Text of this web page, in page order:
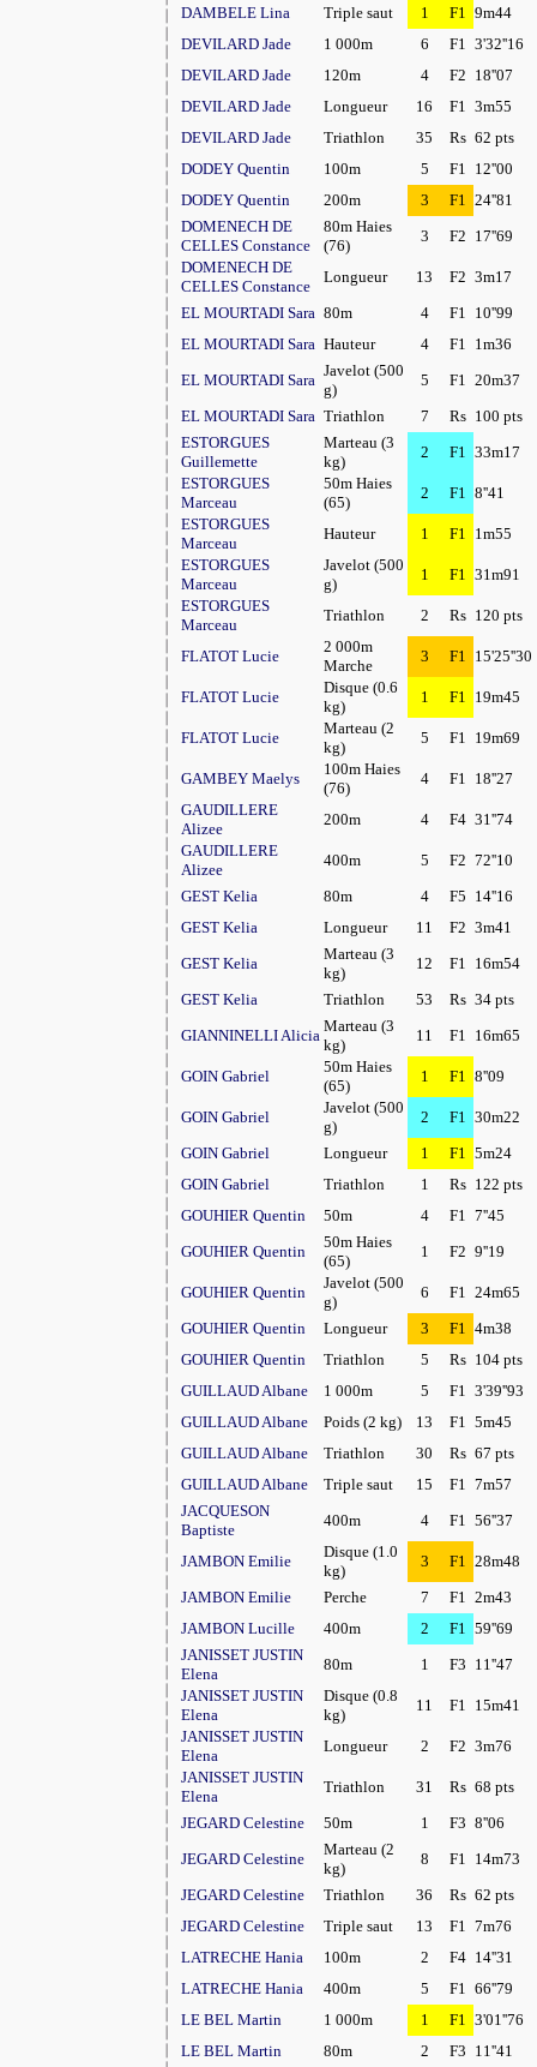
DAMBELE Lina Triple saut 1 F1 9m44
DEVILARD Jade
1 000m 6 F1 3'32''16
DEVILARD Jade
120m 4 F2 18''07
DEVILARD Jade
Longueur 16 F1 3m55
DEVILARD Jade
Triathlon 35 Rs 62 pts
DODEY Quentin
100m 5 F1 12''00
DODEY Quentin
200m 3 F1 24''81
DOMENECH DE
CELLES Constance
80m Haies
(76)
3 F2 17''69
DOMENECH DE
CELLES Constance
Longueur 13 F2 3m17
EL MOURTADI Sara 80m 4 F1 10''99
EL MOURTADI Sara Hauteur 4 F1 1m36
EL MOURTADI Sara
Javelot (500
g)
5 F1 20m37
EL MOURTADI Sara Triathlon 7 Rs 100 pts
ESTORGUES
Guillemette
Marteau (3
kg)
2 F1 33m17
ESTORGUES
Marceau
50m Haies
(65)
2 F1 8''41
ESTORGUES
Marceau
Hauteur 1 F1 1m55
ESTORGUES
Marceau
Javelot (500
g)
1 F1 31m91
ESTORGUES
Marceau
Triathlon 2 Rs 120 pts
FLATOT Lucie
2 000m
Marche
3 F1 15'25''30
FLATOT Lucie
Disque (0.6
kg)
1 F1 19m45
FLATOT Lucie
Marteau (2
kg)
5 F1 19m69
GAMBEY Maelys
100m Haies
(76)
4 F1 18''27
GAUDILLERE
Alizee
200m 4 F4 31''74
GAUDILLERE
Alizee
400m 5 F2 72''10
GEST Kelia
80m 4 F5 14''16
GEST Kelia
Longueur 11 F2 3m41
GEST Kelia
Marteau (3
kg)
12 F1 16m54
GEST Kelia
Triathlon 53 Rs 34 pts
GIANNINELLI Alicia
Marteau (3
kg)
11 F1 16m65
GOIN Gabriel
50m Haies
(65)
1 F1 8''09
GOIN Gabriel
Javelot (500
g)
2 F1 30m22
GOIN Gabriel
Longueur 1 F1 5m24
GOIN Gabriel
Triathlon 1 Rs 122 pts
GOUHIER Quentin
50m 4 F1 7''45
GOUHIER Quentin
50m Haies
(65)
1 F2 9''19
GOUHIER Quentin
Javelot (500
g)
6 F1 24m65
GOUHIER Quentin
Longueur 3 F1 4m38
GOUHIER Quentin
Triathlon 5 Rs 104 pts
GUILLAUD Albane
1 000m 5 F1 3'39''93
GUILLAUD Albane
Poids (2 kg) 13 F1 5m45
GUILLAUD Albane
Triathlon 30 Rs 67 pts
GUILLAUD Albane
Triple saut 15 F1 7m57
JACQUESON
Baptiste
400m 4 F1 56''37
JAMBON Emilie
Disque (1.0
kg)
3 F1 28m48
JAMBON Emilie
Perche 7 F1 2m43
JAMBON Lucille
400m 2 F1 59''69
JANISSET JUSTIN
Elena
80m 1 F3 11''47
JANISSET JUSTIN
Elena
Disque (0.8
kg)
11 F1 15m41
JANISSET JUSTIN
Elena
Longueur 2 F2 3m76
JANISSET JUSTIN
Elena
Triathlon 31 Rs 68 pts
JEGARD Celestine
50m 1 F3 8''06
JEGARD Celestine
Marteau (2
kg)
8 F1 14m73
JEGARD Celestine
Triathlon 36 Rs 62 pts
JEGARD Celestine
Triple saut 13 F1 7m76
LATRECHE Hania
100m 2 F4 14''31
LATRECHE Hania
400m 5 F1 66''79
LE BEL Martin
1 000m 1 F1 3'01''76
LE BEL Martin
80m 2 F3 11''41